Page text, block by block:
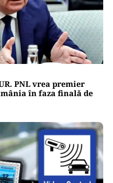
PNL vrea premier
în faza finală de